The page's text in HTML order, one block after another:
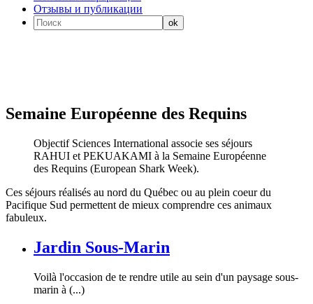
Отзывы и публикации
Semaine Européenne des Requins
Objectif Sciences International associe ses séjours
RAHUI et PEKUAKAMI à la Semaine Européenne
des Requins (European Shark Week).
Ces séjours réalisés au nord du Québec ou au plein coeur du
Pacifique Sud permettent de mieux comprendre ces animaux
fabuleux.
Jardin Sous-Marin
Voilà l'occasion de te rendre utile au sein d'un paysage sous-
marin à (...)